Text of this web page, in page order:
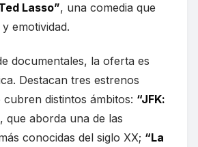
Lasso”, una comedia que
emotividad.
documentales, la oferta es
Destacan tres estrenos
cubren distintos ámbitos: “JFK:
, que aborda una de las
conocidas del siglo XX; “La